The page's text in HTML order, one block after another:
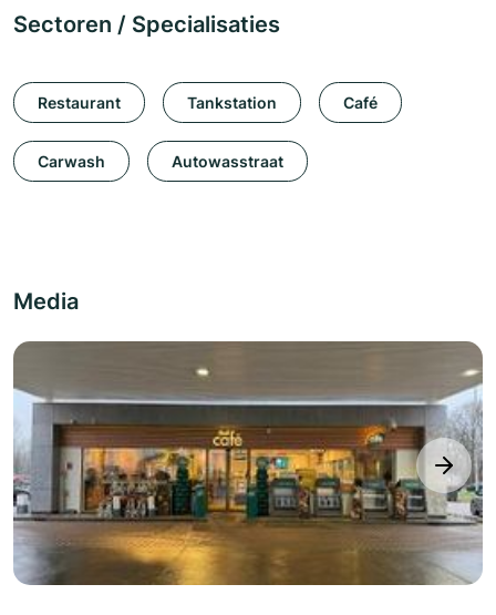
Sectoren / Specialisaties
Restaurant Tankstation Café
Carwash Autowasstraat
Media
next